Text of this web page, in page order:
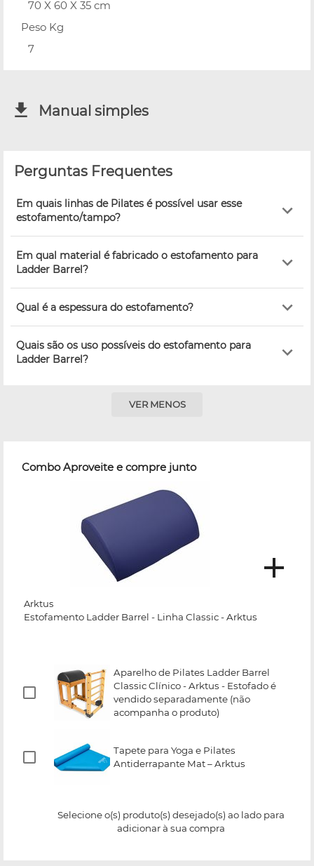
70 X 60 X 35 cm
Peso Kg
7
Manual simples
Perguntas Frequentes
Em quais linhas de Pilates é possível usar esse
estofamento/tampo?
Em qual material é fabricado o estofamento para
Ladder Barrel?
Qual é a espessura do estofamento?
Quais são os uso possíveis do estofamento para
Ladder Barrel?
VER MENOS
Combo Aproveite e compre junto
Arktus
Estofamento Ladder Barrel - Linha Classic - Arktus
Aparelho de Pilates Ladder Barrel
Classic Clínico - Arktus - Estofado é
vendido separadamente (não
acompanha o produto)
Tapete para Yoga e Pilates
Antiderrapante Mat – Arktus
Selecione o(s) produto(s) desejado(s) ao lado para
adicionar à sua compra